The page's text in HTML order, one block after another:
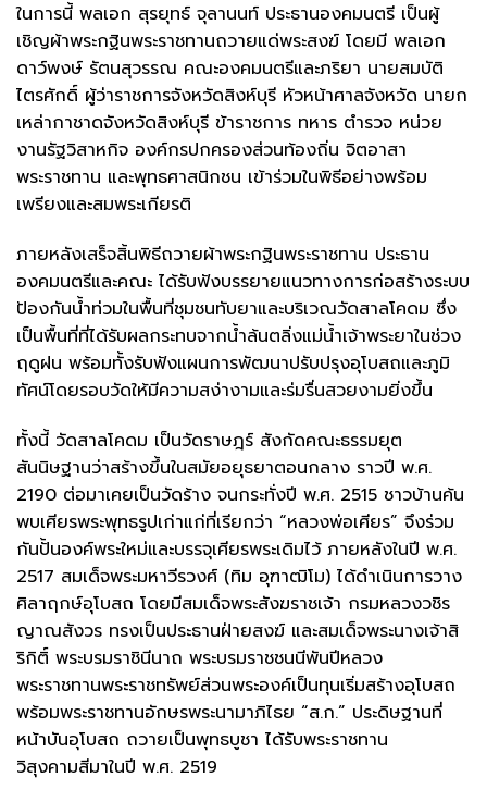
ในการนี้ พลเอก สุรยุทธ์ จุลานนท์ ประธานองคมนตรี เป็นผู้
เชิญผ้าพระกฐินพระราชทานถวายแด่พระสงฆ์ โดยมี พลเอก
ดาว์พงษ์ รัตนสุวรรณ คณะองคมนตรีและภริยา นายสมบัติ
ไตรศักดิ์ ผู้ว่าราชการจังหวัดสิงห์บุรี หัวหน้าศาลจังหวัด นายก
เหล่ากาชาดจังหวัดสิงห์บุรี ข้าราชการ ทหาร ตำรวจ หน่วย
งานรัฐวิสาหกิจ องค์กรปกครองส่วนท้องถิ่น จิตอาสา
พระราชทาน และพุทธศาสนิกชน เข้าร่วมในพิธีอย่างพร้อม
เพรียงและสมพระเกียรติ
ภายหลังเสร็จสิ้นพิธีถวายผ้าพระกฐินพระราชทาน ประธาน
องคมนตรีและคณะ ได้รับฟังบรรยายแนวทางการก่อสร้างระบบ
ป้องกันน้ำท่วมในพื้นที่ชุมชนทับยาและบริเวณวัดสาลโคดม ซึ่ง
เป็นพื้นที่ที่ได้รับผลกระทบจากน้ำล้นตลิ่งแม่น้ำเจ้าพระยาในช่วง
ฤดูฝน พร้อมทั้งรับฟังแผนการพัฒนาปรับปรุงอุโบสถและภูมิ
ทัศน์โดยรอบวัดให้มีความสง่างามและร่มรื่นสวยงามยิ่งขึ้น
ทั้งนี้ วัดสาลโคดม เป็นวัดราษฎร์ สังกัดคณะธรรมยุต
สันนิษฐานว่าสร้างขึ้นในสมัยอยุธยาตอนกลาง ราวปี พ.ศ.
2190 ต่อมาเคยเป็นวัดร้าง จนกระทั่งปี พ.ศ. 2515 ชาวบ้านค้น
พบเศียรพระพุทธรูปเก่าแก่ที่เรียกว่า “หลวงพ่อเศียร” จึงร่วม
กันปั้นองค์พระใหม่และบรรจุเศียรพระเดิมไว้ ภายหลังในปี พ.ศ.
2517 สมเด็จพระมหาวีรวงศ์ (ทิม อุฑาฒิโม) ได้ดำเนินการวาง
ศิลาฤกษ์อุโบสถ โดยมีสมเด็จพระสังฆราชเจ้า กรมหลวงวชิร
ญาณสังวร ทรงเป็นประธานฝ่ายสงฆ์ และสมเด็จพระนางเจ้าสิ
ริกิติ์ พระบรมราชินีนาถ พระบรมราชชนนีพันปีหลวง
พระราชทานพระราชทรัพย์ส่วนพระองค์เป็นทุนเริ่มสร้างอุโบสถ
พร้อมพระราชทานอักษรพระนามาภิไธย “ส.ก.” ประดิษฐานที่
หน้าบันอุโบสถ ถวายเป็นพุทธบูชา ได้รับพระราชทาน
วิสุงคามสีมาในปี พ.ศ. 2519